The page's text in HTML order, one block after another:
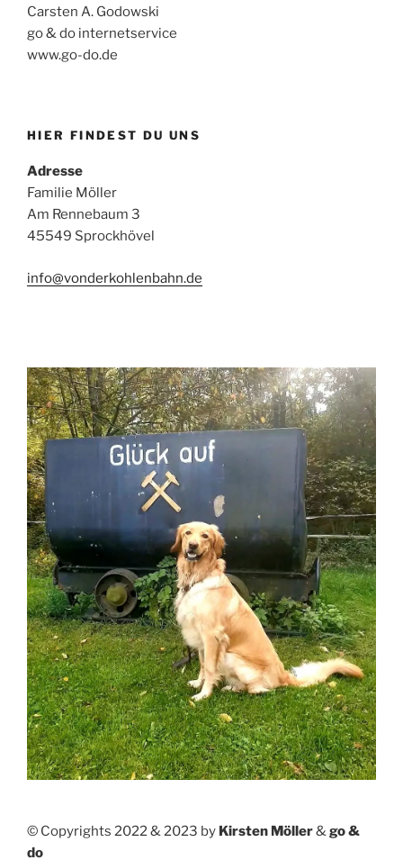
Carsten A. Godowski
go & do internetservice
www.go-do.de
HIER FINDEST DU UNS
Adresse
Familie Möller
Am Rennebaum 3
45549 Sprockhövel
info@vonderkohlenbahn.de
© Copyrights 2022 & 2023 by Kirsten Möller&go &
do